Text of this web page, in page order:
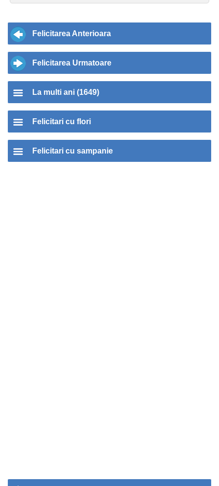
Felicitarea Anterioara
Felicitarea Urmatoare
La multi ani (1649)
Felicitari cu flori
Felicitari cu sampanie